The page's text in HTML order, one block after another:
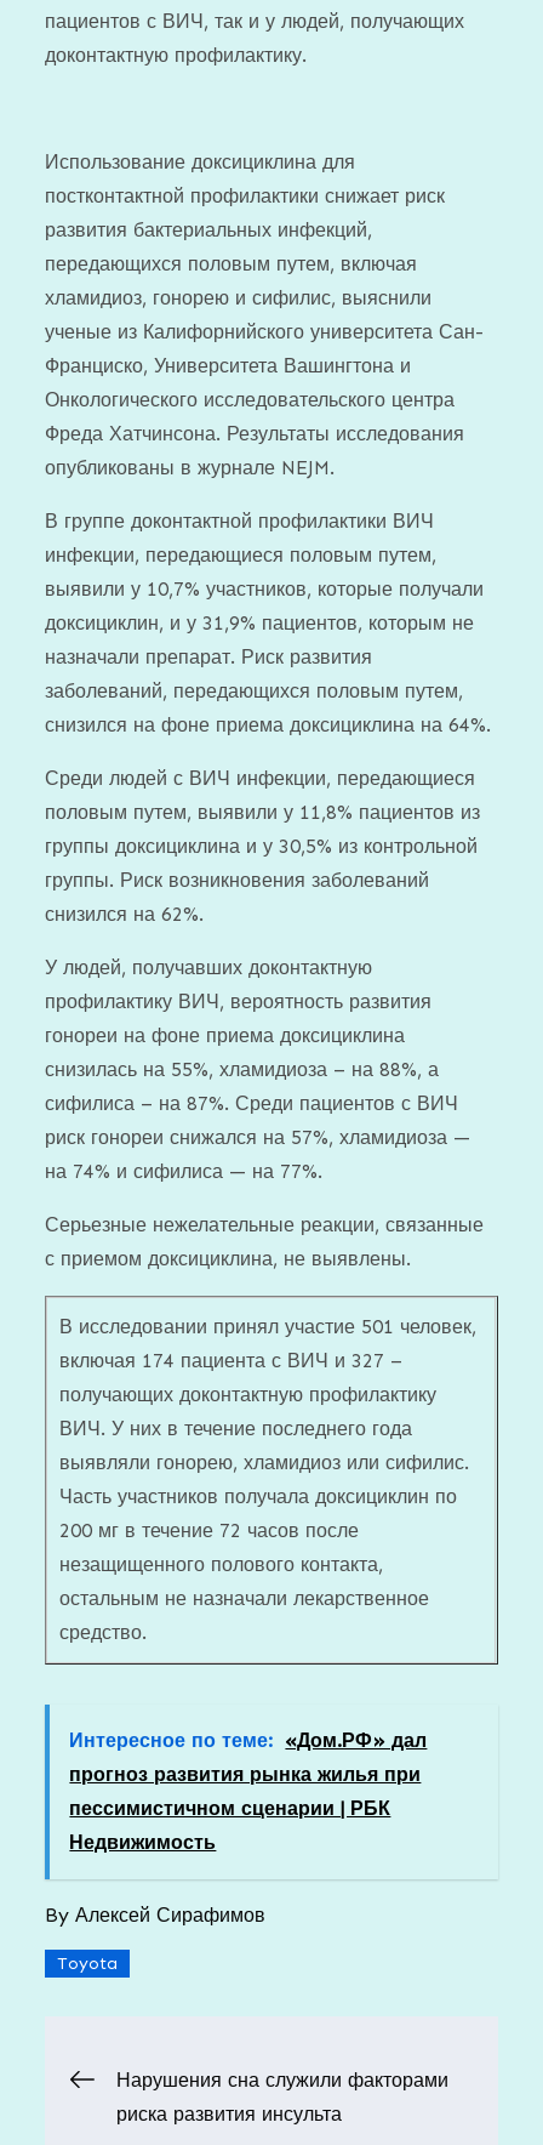
пациентов с ВИЧ, так и у людей, получающих
доконтактную профилактику.
Использование доксициклина для
постконтактной профилактики снижает риск
развития бактериальных инфекций,
передающихся половым путем, включая
хламидиоз, гонорею и сифилис, выяснили
ученые из Калифорнийского университета Сан-
Франциско, Университета Вашингтона и
Онкологического исследовательского центра
Фреда Хатчинсона. Результаты исследования
опубликованы в журнале NEJM.
В группе доконтактной профилактики ВИЧ
инфекции, передающиеся половым путем,
выявили у 10,7% участников, которые получали
доксициклин, и у 31,9% пациентов, которым не
назначали препарат. Риск развития
заболеваний, передающихся половым путем,
снизился на фоне приема доксициклина на 64%.
Среди людей с ВИЧ инфекции, передающиеся
половым путем, выявили у 11,8% пациентов из
группы доксициклина и у 30,5% из контрольной
группы. Риск возникновения заболеваний
снизился на 62%.
У людей, получавших доконтактную
профилактику ВИЧ, вероятность развития
гонореи на фоне приема доксициклина
снизилась на 55%, хламидиоза – на 88%, а
сифилиса – на 87%. Среди пациентов с ВИЧ
риск гонореи снижался на 57%, хламидиоза —
на 74% и сифилиса — на 77%.
Серьезные нежелательные реакции, связанные
с приемом доксициклина, не выявлены.
В исследовании принял участие 501 человек,
включая 174 пациента с ВИЧ и 327 –
получающих доконтактную профилактику
ВИЧ. У них в течение последнего года
выявляли гонорею, хламидиоз или сифилис.
Часть участников получала доксициклин по
200 мг в течение 72 часов после
незащищенного полового контакта,
остальным не назначали лекарственное
средство.
Интересное по теме: «Дом.РФ» дал
прогноз развития рынка жилья при
пессимистичном сценарии | РБК
Недвижимость
ByАлексей Сирафимов
Toyota
Навигация
Нарушения сна служили факторами
риска развития инсульта